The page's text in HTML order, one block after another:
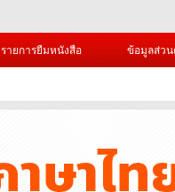
รายการยืมหนังสือ ข้อมูลส่ว